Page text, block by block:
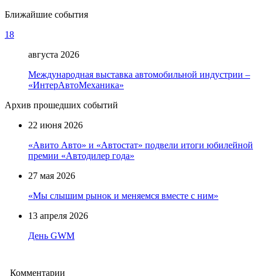
Ближайшие события
18
августа 2026
Международная выставка автомобильной индустрии –
«ИнтерАвтоМеханика»
Архив прошедших событий
22 июня 2026
«Авито Авто» и «Автостат» подвели итоги юбилейной
премии «Автодилер года»
27 мая 2026
«Мы слышим рынок и меняемся вместе с ним»
13 апреля 2026
День GWM
Комментарии